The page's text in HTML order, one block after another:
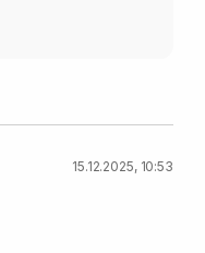
15.12.2025, 10:53